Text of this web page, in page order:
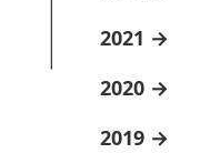
2021
2020
2019